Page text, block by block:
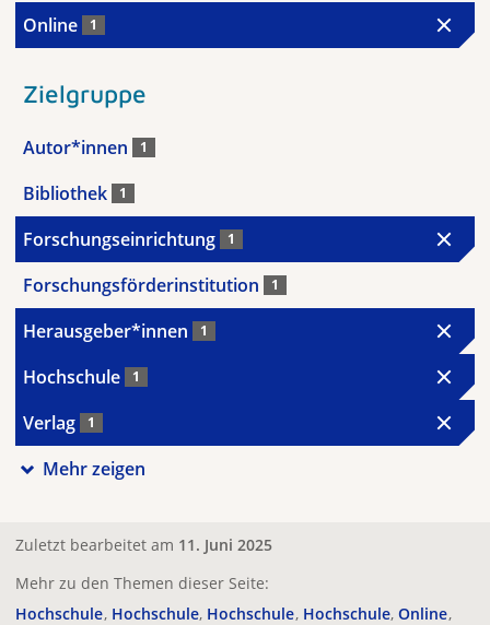
Online 1
Zielgruppe
Autor*innen 1
Bibliothek 1
Forschungseinrichtung 1
Forschungsförderinstitution 1
Herausgeber*innen 1
Hochschule 1
Verlag 1
Mehr zeigen
Zuletzt bearbeitet am 11. Juni 2025
Mehr zu den Themen dieser Seite:
Hochschule Hochschule Hochschule Hochschule Online